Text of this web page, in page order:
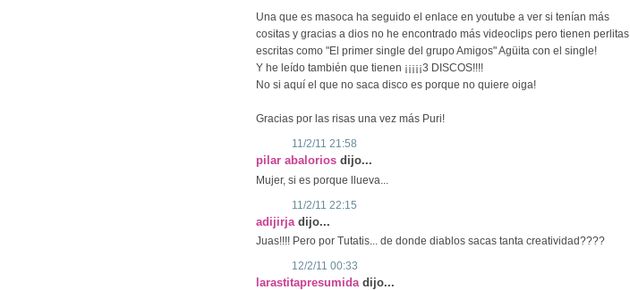
Una que es masoca ha seguido el enlace en youtube a ver si tenían más
cositas y gracias a dios no he encontrado más videoclips pero tienen perlitas
escritas como "El primer single del grupo Amigos" Agüita con el single!
Y he leído también que tienen ¡¡¡¡¡3 DISCOS!!!!
No si aquí el que no saca disco es porque no quiere oiga!
Gracias por las risas una vez más Puri!
11/2/11 21:58
pilar abalorios dijo...
Mujer, si es porque llueva...
11/2/11 22:15
adijirja dijo...
Juas!!!! Pero por Tutatis... de donde diablos sacas tanta creatividad????
12/2/11 00:33
larastitapresumida dijo...